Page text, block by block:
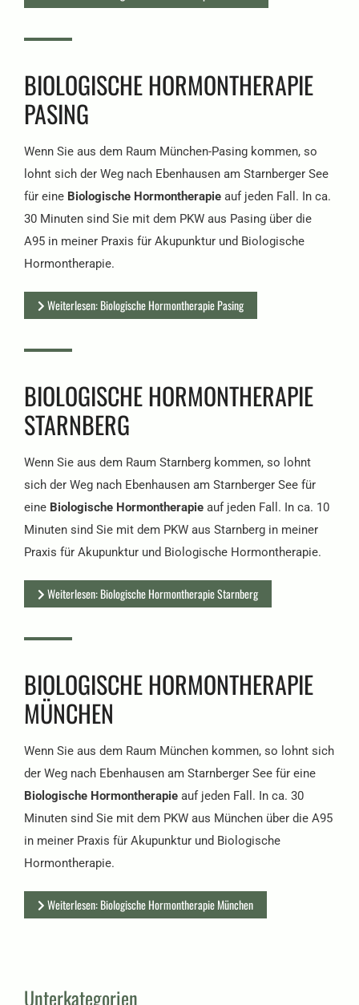
BIOLOGISCHE HORMONTHERAPIE
PASING
Wenn Sie aus dem Raum München-Pasing kommen, so
lohnt sich der Weg nach Ebenhausen am Starnberger See
für eine Biologische Hormontherapie auf jeden Fall. In ca.
30 Minuten sind Sie mit dem PKW aus Pasing über die
A95 in meiner Praxis für Akupunktur und Biologische
Hormontherapie.
Weiterlesen: Biologische Hormontherapie Pasing
BIOLOGISCHE HORMONTHERAPIE
STARNBERG
Wenn Sie aus dem Raum Starnberg kommen, so lohnt
sich der Weg nach Ebenhausen am Starnberger See für
eine Biologische Hormontherapie auf jeden Fall. In ca. 10
Minuten sind Sie mit dem PKW aus Starnberg in meiner
Praxis für Akupunktur und Biologische Hormontherapie.
Weiterlesen: Biologische Hormontherapie Starnberg
BIOLOGISCHE HORMONTHERAPIE
MÜNCHEN
Wenn Sie aus dem Raum München kommen, so lohnt sich
der Weg nach Ebenhausen am Starnberger See für eine
Biologische Hormontherapie auf jeden Fall. In ca. 30
Minuten sind Sie mit dem PKW aus München über die A95
in meiner Praxis für Akupunktur und Biologische
Hormontherapie.
Weiterlesen: Biologische Hormontherapie München
Unterkategorien